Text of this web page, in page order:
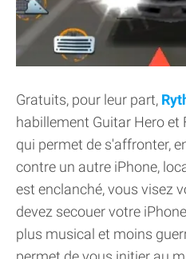
Gratuits, pour leur part,
habillement Guitar Hero et
qui permet de s'affronter,
contre un autre iPhone,
est enclanché, vous visez
devez secouer votre
plus musical et moins